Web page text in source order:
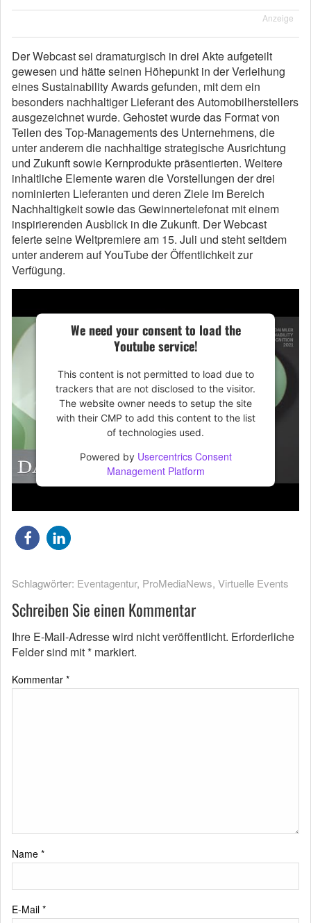
Anzeige
Der Webcast sei dramaturgisch in drei Akte aufgeteilt
gewesen und hätte seinen Höhepunkt in der Verleihung
eines Sustainability Awards gefunden, mit dem ein
besonders nachhaltiger Lieferant des Automobilherstellers
ausgezeichnet wurde. Gehostet wurde das Format von
Teilen des Top-Managements des Unternehmens, die
unter anderem die nachhaltige strategische Ausrichtung
und Zukunft sowie Kernprodukte präsentierten. Weitere
inhaltliche Elemente waren die Vorstellungen der drei
nominierten Lieferanten und deren Ziele im Bereich
Nachhaltigkeit sowie das Gewinnertelefonat mit einem
inspirierenden Ausblick in die Zukunft. Der Webcast
feierte seine Weltpremiere am 15. Juli und steht seitdem
unter anderem auf YouTube der Öffentlichkeit zur
Verfügung.
We need your consent to load the
Youtube service!
This content is not permitted to load due to
trackers that are not disclosed to the visitor.
The website owner needs to setup the site
with their CMP to add this content to the list
of technologies used.
Powered by Usercentrics Consent
Management Platform
Schlagwörter: Eventagentur, ProMediaNews, Virtuelle Events
Schreiben Sie einen Kommentar
Ihre E-Mail-Adresse wird nicht veröffentlicht. Erforderliche
Felder sind mit* markiert.
Kommentar *
Name *
E-Mail *